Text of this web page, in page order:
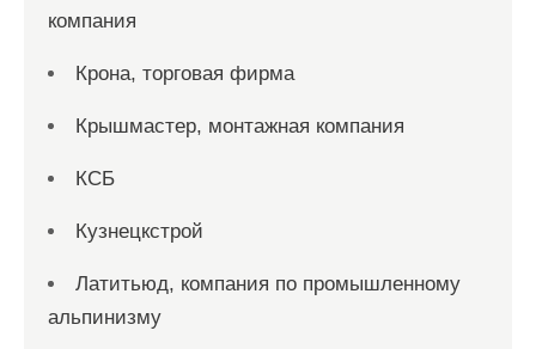
компания
Крона, торговая фирма
Крышмастер, монтажная компания
КСБ
Кузнецкстрой
Латитьюд, компания по промышленному
альпинизму